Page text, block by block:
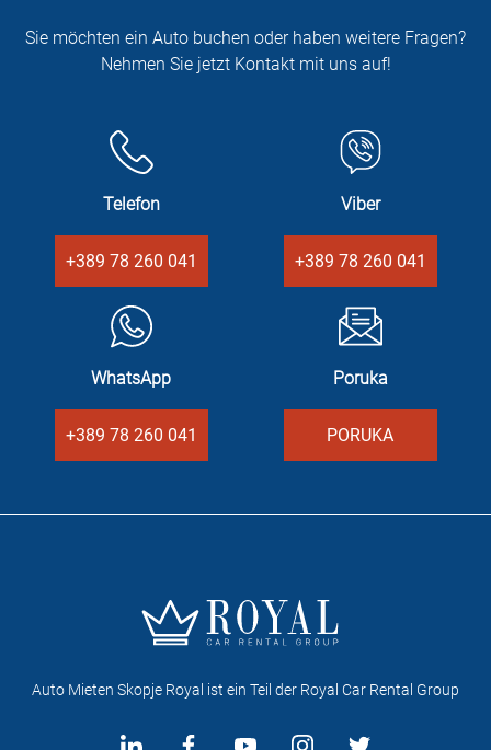
Sie möchten ein Auto buchen oder haben weitere Fragen?
Nehmen Sie jetzt Kontakt mit uns auf!
Telefon
+389 78 260 041
Viber
+389 78 260 041
WhatsApp
+389 78 260 041
Poruka
PORUKA
Auto Mieten Skopje Royal ist ein Teil der Royal Car Rental Group